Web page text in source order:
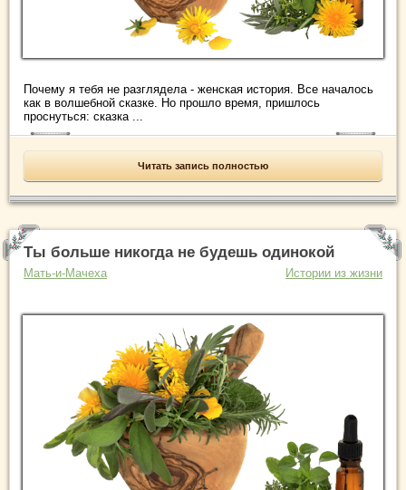
Почему я тебя не разглядела - женская история. Все началось
как в волшебной сказке. Но прошло время, пришлось
проснуться: сказка ...
Читать запись полностью
Ты больше никогда не будешь одинокой
Мать-и-Мачеха Истории из жизни